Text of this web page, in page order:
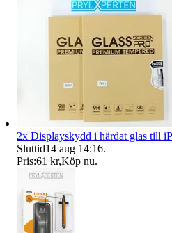
2x Displayskydd i härdat glas till
Sluttid14 aug 14:16.
Pris:61 kr,Köp nu.